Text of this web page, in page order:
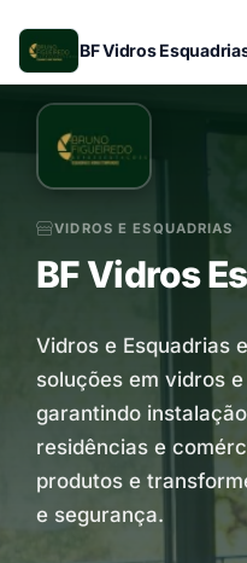
BF Vidros
VIDROS E ESQUADRIAS
BF Vidros
Vidros e Esquadrias
soluções em vidros
garantindo
residências e
produtos e
e segurança.